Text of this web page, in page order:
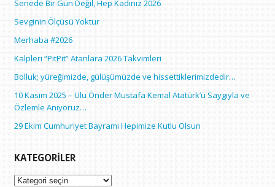
Senede Bir Gün Değil, Hep Kadınız 2026
Sevginin Ölçüsü Yoktur
Merhaba #2026
Kalpleri “PitPit” Atanlara 2026 Takvimleri
Bolluk; yüreğimizde, gülüşümüzde ve hissettiklerimizdedir…
10 Kasım 2025 – Ulu Önder Mustafa Kemal Atatürk’ü Saygıyla ve
Özlemle Anıyoruz…
29 Ekim Cumhuriyet Bayramı Hepimize Kutlu Olsun
KATEGORILER
Kategoriler